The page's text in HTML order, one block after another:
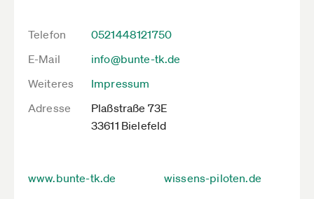
Telefon
0521448121750
E-Mail
info@bunte-tk.de
Weiteres
Impressum
Adresse
Plaßstraße 73E
33611 Bielefeld
www.bunte-tk.de wissens-piloten.de